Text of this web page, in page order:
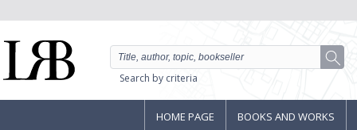
Search by criteria
HOME PAGE BOOKS AND WORKS